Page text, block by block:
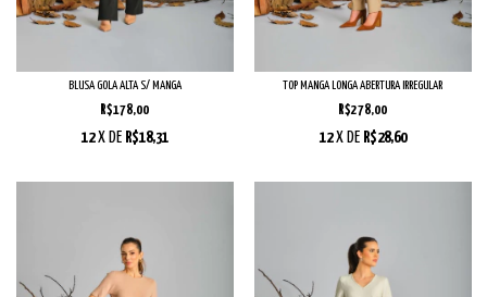
BLUSA GOLA ALTA S/ MANGA
R$178,00
12 X DE R$18,31
TOP MANGA LONGA ABERTURA IRREGULAR
R$278,00
12 X DE R$28,60